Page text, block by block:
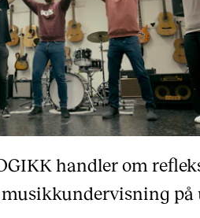
handler om
på